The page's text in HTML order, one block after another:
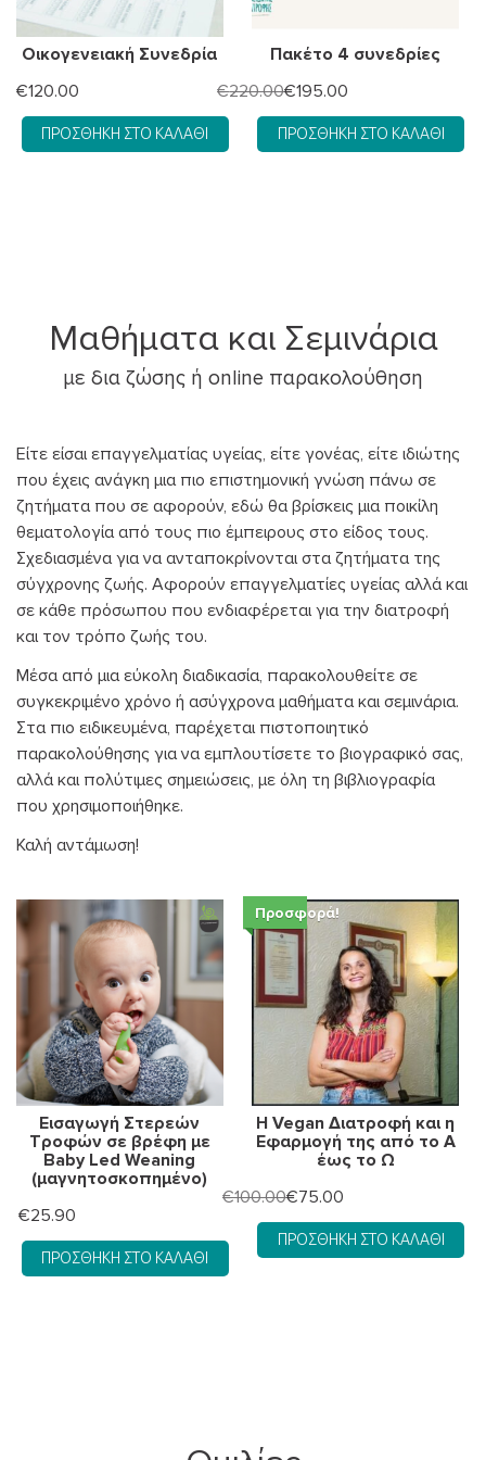
Οικογενειακή Συνεδρία
€120.00
ΠΡΟΣΘΉΚΗ ΣΤΟ ΚΑΛΆΘΙ
Πακέτο 4 συνεδρίες
€220.00Original
price
was:
€195.00
Η
τρέχουσα
τιμή
ΠΡΟΣΘΉΚΗ ΣΤΟ ΚΑΛΆΘΙ
Μαθήματα και Σεμινάρια
με δια ζώσης ή online παρακολούθηση
Είτε είσαι επαγγελματίας υγείας, είτε γονέας, είτε ιδιώτης
που έχεις ανάγκη μια πιο επιστημονική γνώση πάνω σε
ζητήματα που σε αφορούν, εδώ θα βρίσκεις μια ποικίλη
θεματολογία από τους πιο έμπειρους στο είδος τους.
Σχεδιασμένα για να ανταποκρίνονται στα ζητήματα της
σύγχρονης ζωής. Αφορούν επαγγελματίες υγείας αλλά και
σε κάθε πρόσωπου που ενδιαφέρεται για την διατροφή
και τον τρόπο ζωής του.
Μέσα από μια εύκολη διαδικασία, παρακολουθείτε σε
συγκεκριμένο χρόνο ή ασύγχρονα μαθήματα και σεμινάρια.
Στα πιο ειδικευμένα, παρέχεται πιστοποιητικό
παρακολούθησης για να εμπλουτίσετε το βιογραφικό σας,
αλλά και πολύτιμες σημειώσεις, με όλη τη βιβλιογραφία
που χρησιμοποιήθηκε.
Καλή αντάμωση!
Εισαγωγή Στερεών
Τροφών σε βρέφη με
Baby Led Weaning
(μαγνητοσκοπημένο)
€25.90
ΠΡΟΣΘΉΚΗ ΣΤΟ ΚΑΛΆΘΙ
Προσφορά!
Η Vegan Διατροφή και η
Εφαρμογή της από το Α
έως το Ω
€100.00Original
price
was:
€75.00
Η
τρέχουσα
τιμή
ΠΡΟΣΘΉΚΗ ΣΤΟ ΚΑΛΆΘΙ